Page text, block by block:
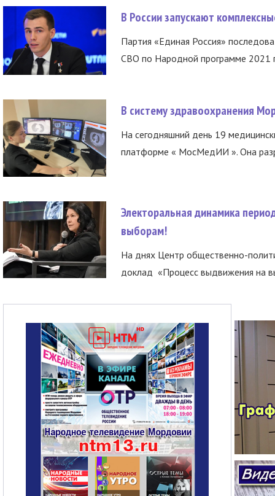
В России запускают
Партия «Единая Россия»
СВО по Народной программе 2021
В систему здравоохранения
На сегодняшний день 19
платформе « МосМедИИ ». Она
Электоральная динамика
выборам!
На днях Центр общественно-
доклад «Процесс выдвижения на